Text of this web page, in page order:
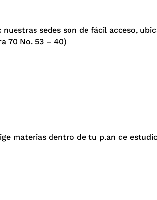
nuestras sedes son de fácil acceso,
70 No. 53 – 40)
materias dentro de tu plan de